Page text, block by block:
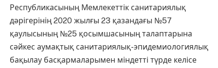
Республикасының Мемлекеттік санитариялық
дәрігерінің 2020 жылғы 23 қазандағы №57
қаулысының №25 қосымшасының талаптарына
сәйкес аумақтық санитариялық-эпидемиологиялық
бақылау басқармаларымен міндетті түрде келісе